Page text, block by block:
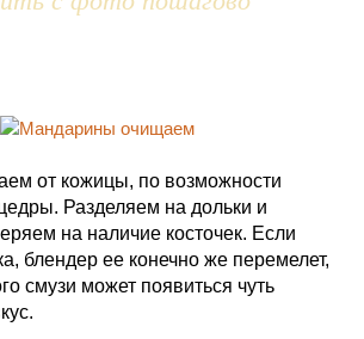
от кожицы, по возможности
Разделяем на дольки и
на наличие косточек. Если
блендер ее конечно же перемелет,
смузи может появиться чуть